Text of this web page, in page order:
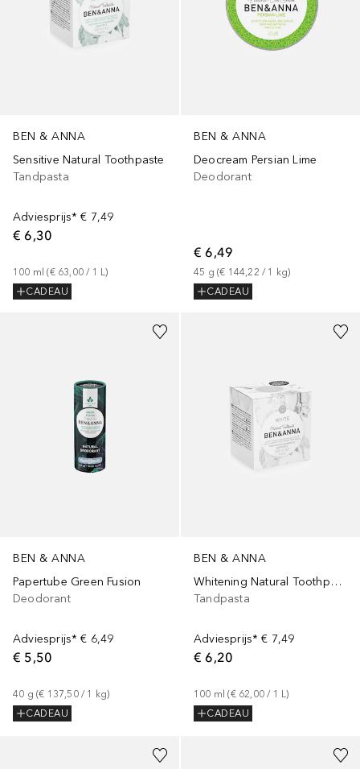
BEN & ANNA
Sensitive Natural Toothpaste
Tandpasta
Adviesprijs* € 7,49
€ 6,30
100 ml (€ 63,00 / 1 L)
CADEAU
BEN & ANNA
Deocream Persian Lime
Deodorant
€ 6,49
45 g (€ 144,22 / 1 kg)
CADEAU
BEN & ANNA
Papertube Green Fusion
Deodorant
Adviesprijs* € 6,49
€ 5,50
40 g (€ 137,50 / 1 kg)
CADEAU
BEN & ANNA
Whitening Natural Toothpaste
Tandpasta
Adviesprijs* € 7,49
€ 6,20
100 ml (€ 62,00 / 1 L)
CADEAU